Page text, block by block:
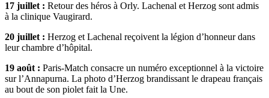
17 juillet : Retour des héros à Orly. Lachenal et Herzog sont admis
à la clinique Vaugirard.
20 juillet : Herzog et Lachenal reçoivent la légion d’honneur dans
leur chambre d’hôpital.
19 août : Paris-Match consacre un numéro exceptionnel à la victoire
sur l’Annapurna. La photo d’Herzog brandissant le drapeau français
au bout de son piolet fait la Une.